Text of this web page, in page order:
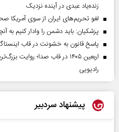
زنده‌یاد عبدی در آینده نزدیک
لغو تحریم‌های ایران از سوی آمریکا
پزشکیان: باید دشمن را وادار کنیم به
پاسخ قانون به خشونت در قاب
اربعین ۱۴۰۵ در قاب صدا؛
رادیویی
پیشنهاد سردبیر